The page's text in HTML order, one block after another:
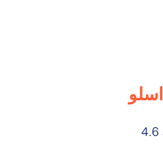
اسلو